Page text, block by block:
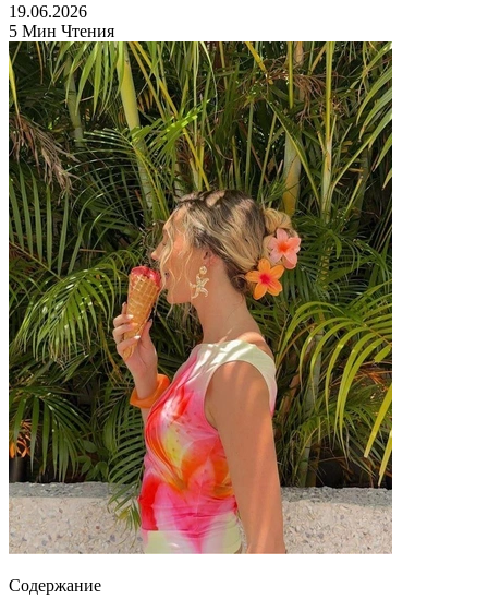
19.06.2026
5 Мин Чтения
Содержание